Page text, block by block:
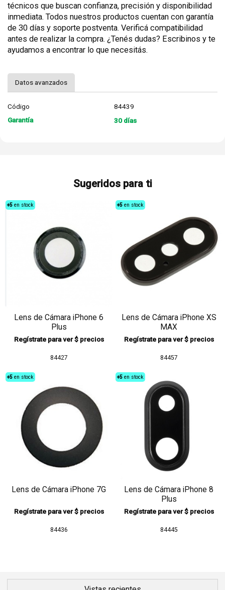
técnicos que buscan confianza, precisión y disponibilidad
inmediata. Todos nuestros productos cuentan con garantía
de 30 días y soporte postventa. Verificá compatibilidad
antes de realizar la compra. ¿Tenés dudas? Escribinos y te
ayudamos a encontrar lo que necesitás.
Datos avanzados
Código
84439
Garantía
30 días
Sugeridos para ti
+5 en stock
Lens de Cámara iPhone 6
Plus
Regístrate para ver $ precios
84427
+5 en stock
Lens de Cámara iPhone XS
MAX
Regístrate para ver $ precios
84457
+5 en stock
Lens de Cámara iPhone 7G
Regístrate para ver $ precios
84436
+5 en stock
Lens de Cámara iPhone 8
Plus
Regístrate para ver $ precios
84445